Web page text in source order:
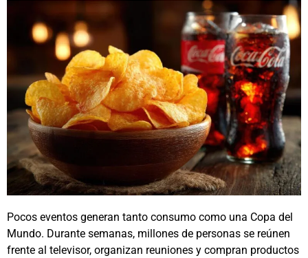
Pocos eventos generan tanto consumo como una Copa del
Mundo. Durante semanas, millones de personas se reúnen
frente al televisor, organizan reuniones y compran productos